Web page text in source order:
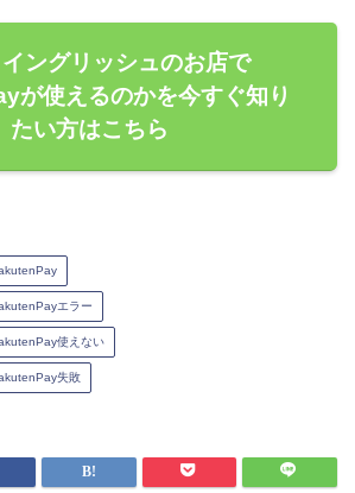
ングリッシュのお店で
が使えるのかを今すぐ知り
たい方はこちら
エラー
使えない
失敗